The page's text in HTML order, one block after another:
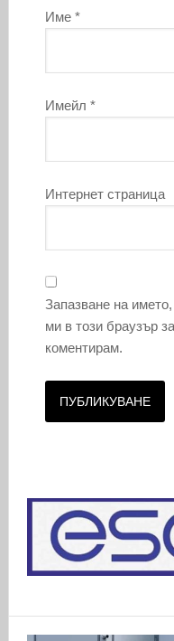
Име *
Имейл *
Интернет страница
Запазване на
ми в този браузър
коментирам.